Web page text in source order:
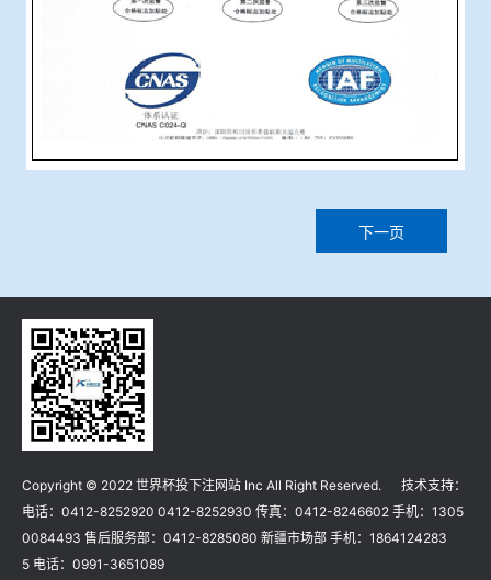
下一页
Copyright © 2022 世界杯投下注网站 Inc All Right Reserved. 技术支持：
电话：0412-8252920 0412-8252930 传真：0412-8246602 手机：1305
0084493 售后服务部：0412-8285080 新疆市场部 手机：1864124283
5 电话：0991-3651089